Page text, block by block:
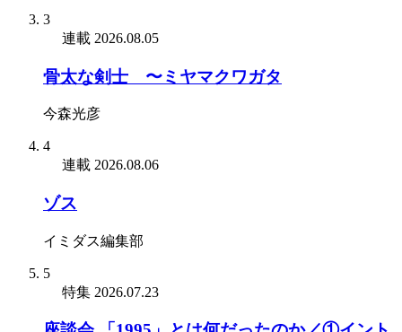
3
連載 2026.08.05
骨太な剣士 〜ミヤマクワガタ
今森光彦
4
連載 2026.08.06
ゾス
イミダス編集部
5
特集 2026.07.23